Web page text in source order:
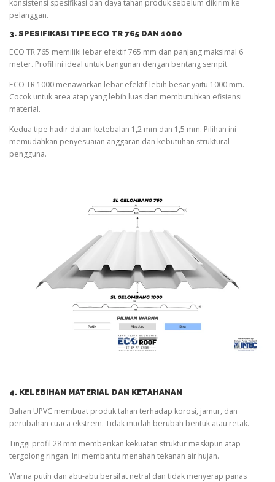
konsistensi spesifikasi dan daya tahan produk sebelum dikirim ke
pelanggan.
3. SPESIFIKASI TIPE ECO TR 765 DAN 1000
ECO TR 765 memiliki lebar efektif 765 mm dan panjang maksimal 6
meter. Profil ini ideal untuk bangunan dengan bentang sempit.
ECO TR 1000 menawarkan lebar efektif lebih besar yaitu 1000 mm.
Cocok untuk area atap yang lebih luas dan membutuhkan efisiensi
material.
Kedua tipe hadir dalam ketebalan 1,2 mm dan 1,5 mm. Pilihan ini
memudahkan penyesuaian anggaran dan kebutuhan struktural
pengguna.
4. KELEBIHAN MATERIAL DAN KETAHANAN
Bahan UPVC membuat produk tahan terhadap korosi, jamur, dan
perubahan cuaca ekstrem. Tidak mudah berubah bentuk atau retak.
Tinggi profil 28 mm memberikan kekuatan struktur meskipun atap
tergolong ringan. Ini membantu menahan tekanan air hujan.
Warna putih dan abu-abu bersifat netral dan tidak menyerap panas